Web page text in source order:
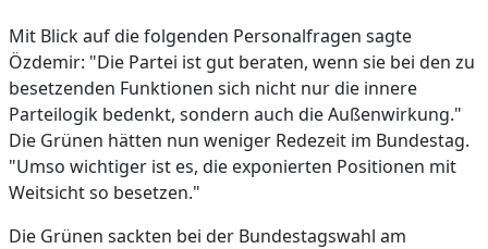
Mit Blick auf die folgenden Personalfragen sagte
Özdemir: "Die Partei ist gut beraten, wenn sie bei den zu
besetzenden Funktionen sich nicht nur die innere
Parteilogik bedenkt, sondern auch die Außenwirkung."
Die Grünen hätten nun weniger Redezeit im Bundestag.
"Umso wichtiger ist es, die exponierten Positionen mit
Weitsicht so besetzen."
Die Grünen sackten bei der Bundestagswahl am